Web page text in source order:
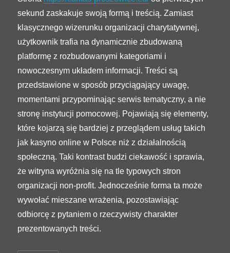
sekund zaskakuje swoją formą i treścią. Zamiast
klasycznego wizerunku organizacji charytatywnej,
użytkownik trafia na dynamicznie zbudowaną
platformę z rozbudowanymi kategoriami i
nowoczesnym układem informacji. Treści są
przedstawione w sposób przyciągający uwagę,
momentami przypominając serwis tematyczny, a nie
stronę instytucji pomocowej. Pojawiają się elementy,
które kojarzą się bardziej z przeglądem usług takich
jak kasyno online w Polsce niż z działalnością
społeczną. Taki kontrast budzi ciekawość i sprawia,
że witryna wyróżnia się na tle typowych stron
organizacji non-profit. Jednocześnie forma ta może
wywołać mieszane wrażenia, pozostawiając
odbiorcę z pytaniem o rzeczywisty charakter
prezentowanych treści.